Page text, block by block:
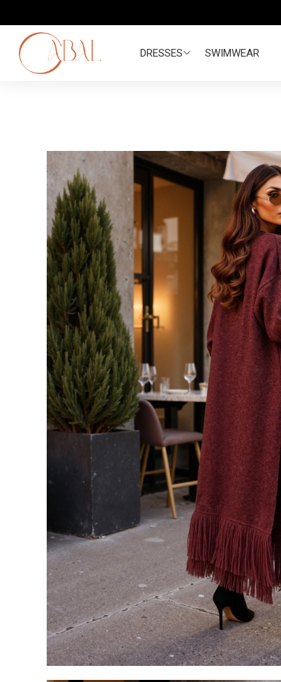
DRESSES SWIMWEAR